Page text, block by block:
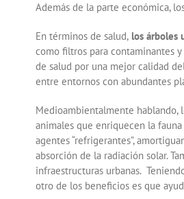
Además de la parte económica,
En términos de salud, los árboles
como filtros para contaminantes
de salud por una mejor calidad
entre entornos con abundantes
Medioambientalmente hablando,
animales que enriquecen la
agentes “refrigerantes”,
absorción de la radiación solar.
infraestructuras urbanas.
otro de los beneficios es que